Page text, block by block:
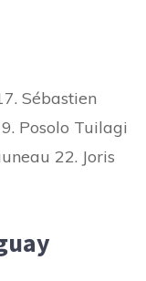
Sébastien
Posolo Tuilagi
22. Joris